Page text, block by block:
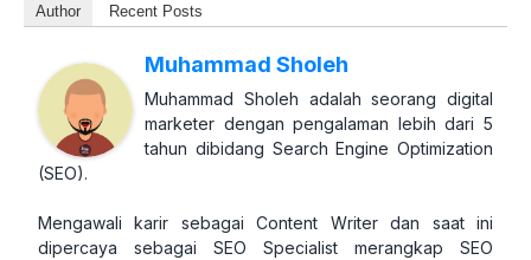
Author Recent Posts
Muhammad Sholeh
Muhammad Sholeh adalah seorang digital
marketer dengan pengalaman lebih dari 5
tahun dibidang Search Engine Optimization
(SEO).
Mengawali karir sebagai Content Writer dan saat ini
dipercaya sebagai SEO Specialist merangkap SEO